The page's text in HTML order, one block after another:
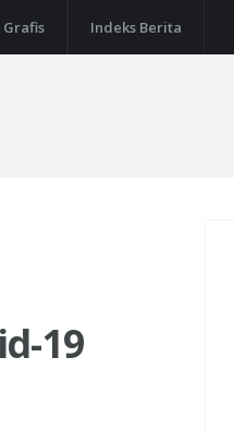
Grafis Indeks Berita
19